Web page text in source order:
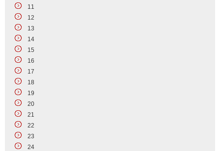
11
12
13
14
15
16
17
18
19
20
21
22
23
24